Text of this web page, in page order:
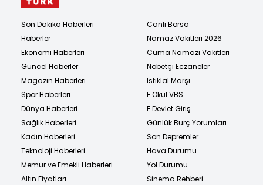
Son Dakika Haberleri
Haberler
Ekonomi Haberleri
Güncel Haberler
Magazin Haberleri
Spor Haberleri
Dünya Haberleri
Sağlık Haberleri
Kadın Haberleri
Teknoloji Haberleri
Memur ve Emekli Haberleri
Altın Fiyatları
Canlı Borsa
Namaz Vakitleri 2026
Cuma Namazı Vakitleri
Nöbetçi Eczaneler
İstiklal Marşı
E Okul VBS
E Devlet Giriş
Günlük Burç Yorumları
Son Depremler
Hava Durumu
Yol Durumu
Sinema Rehberi